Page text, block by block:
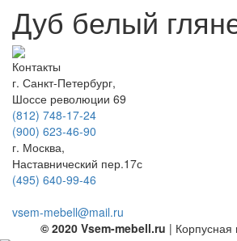
Дуб белый
Контакты
г. Санкт-Петербург,
Шоссе революции 69
(812) 748-17-24
(900) 623-46-90
г. Москва,
Наставнический пер.17с
(495) 640-99-46
vsem-mebell@mail.ru
© 2020 Vsem-mebell.ru | Корпусная